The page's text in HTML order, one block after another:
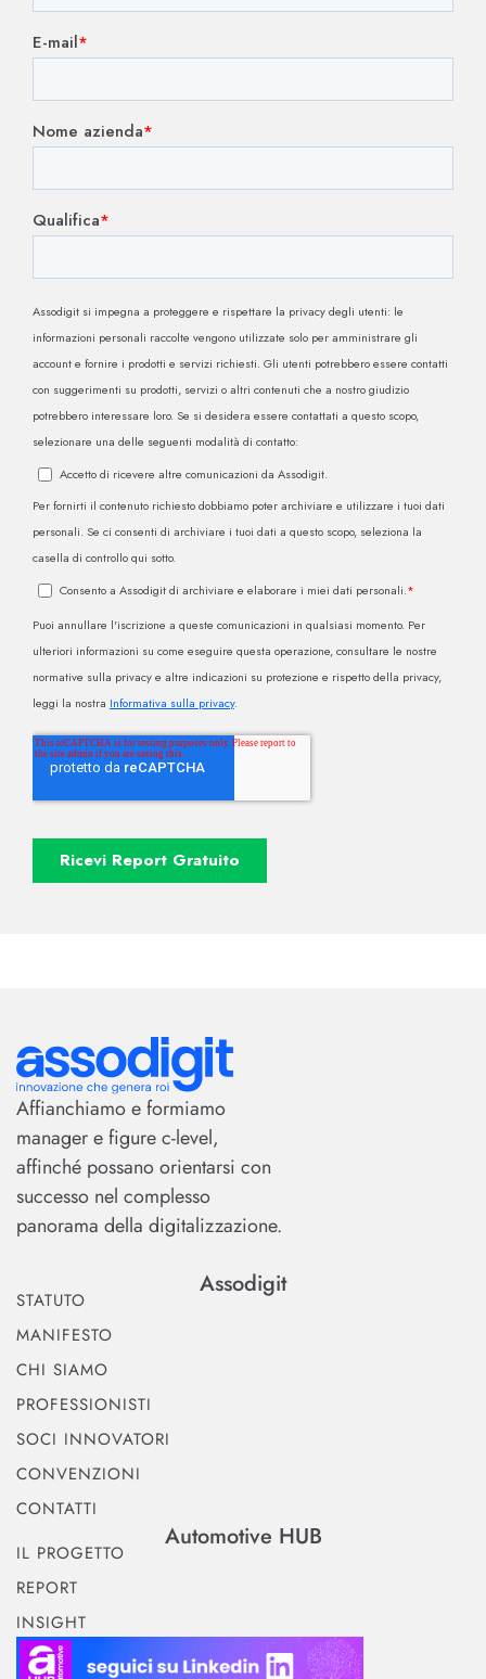
Affianchiamo e formiamo
manager e figure c-level,
affinché possano orientarsi con
successo nel complesso
panorama della digitalizzazione.
Assodigit
STATUTO
MANIFESTO
CHI SIAMO
PROFESSIONISTI
SOCI INNOVATORI
CONVENZIONI
CONTATTI
Automotive HUB
IL PROGETTO
REPORT
INSIGHT